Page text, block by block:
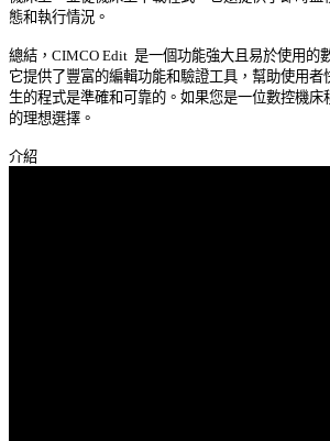
態和執行情況。
總結，CIMCO Edit  是一個功能強大且易於使用
它提供了豐富的編輯功能和驗證工具，幫助使用
生的程式是準確和可靠的。如果您是一位數控機
的理想選擇。